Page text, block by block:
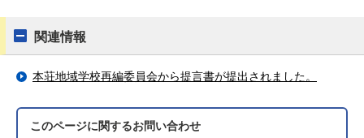
関連情報
本荘地域学校再編委員会から提言書が提出されました。
このページに関するお問い合わせ